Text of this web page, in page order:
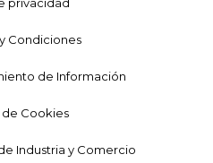
privacidad
Condiciones
de Información
Cookies
Industria y Comercio